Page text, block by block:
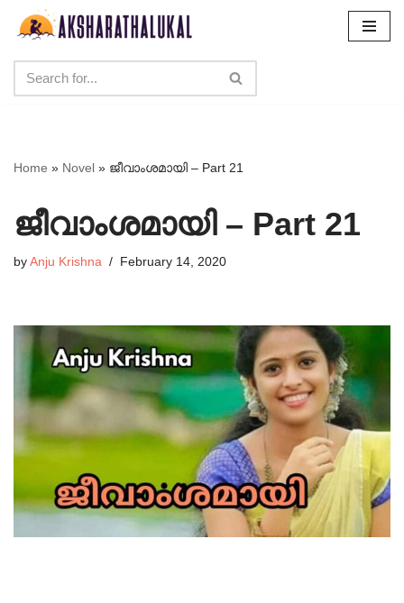
content
Home » Novel » ജീവാംശമായി – Part 21
ജീവാംശമായി – Part 21
by Anju Krishna February 14, 2020